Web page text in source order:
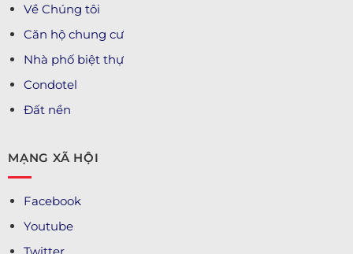
Về Chúng tôi
Căn hộ chung cư
Nhà phố biệt thự
Condotel
Đất nền
MẠNG XÃ HỘI
Facebook
Youtube